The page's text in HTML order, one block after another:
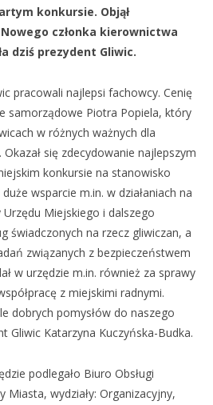
konkursie. Objął
członka kierownictwa
dziś prezydent Gliwic.
pracowali najlepsi fachowcy. Cenię
samorządowe Piotra Popiela, który
w różnych ważnych dla
się zdecydowanie najlepszym
konkursie na stanowisko
wsparcie m.in. w działaniach na
Miejskiego i dalszego
świadczonych na rzecz gliwiczan, a
związanych z bezpieczeństwem
w urzędzie m.in. również za sprawy
z miejskimi radnymi.
dobrych pomysłów do naszego
Gliwic Katarzyna Kuczyńska-Budka.
podlegało Biuro Obsługi
Miasta, wydziały: Organizacyjny,